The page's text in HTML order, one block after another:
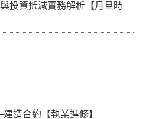
投資抵減實務解析【月旦時
造合約【執業進修】